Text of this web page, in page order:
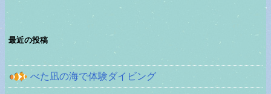
最近の投稿
べた凪の海で体験ダイビング